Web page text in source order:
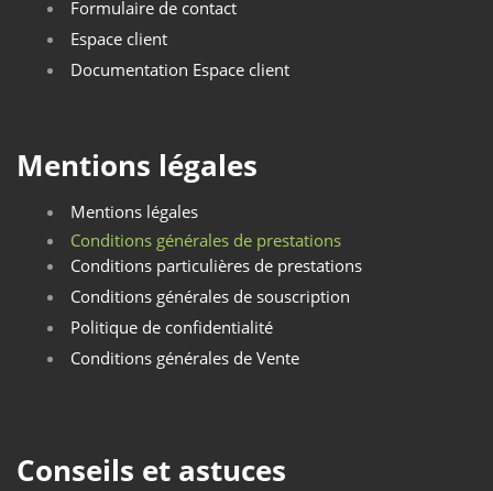
Formulaire de contact
Espace client
Documentation Espace client
Mentions légales
Mentions légales
Conditions générales de prestations
Conditions particulières de prestations
Conditions générales de souscription
Politique de confidentialité
Conditions générales de Vente
Conseils et astuces